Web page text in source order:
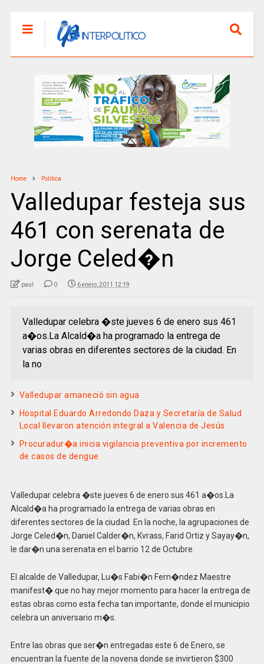
Home Politica
Valledupar festeja sus
461 con serenata de
Jorge Celed�n
paul 0 6 enero, 2011 12:19
Valledupar celebra �ste jueves 6 de enero sus 461
a�os.La Alcald�a ha programado la entrega de
varias obras en diferentes sectores de la ciudad. En
la no
Valledupar amaneció sin agua
Hospital Eduardo Arredondo Daza y Secretaría de Salud
Local llevaron atención integral a Valencia de Jesús
Procuradur�a inicia vigilancia preventiva por incremento
de casos de dengue
Valledupar celebra �ste jueves 6 de enero sus 461 a�os.La
Alcald�a ha programado la entrega de varias obras en
diferentes sectores de la ciudad. En la noche, la agrupaciones de
Jorge Celed�n, Daniel Calder�n, Kvrass, Farid Ortiz y Sayay�n,
le dar�n una serenata en el barrio 12 de Octubre.
El alcalde de Valledupar, Lu�s Fabi�n Fern�ndez Maestre
manifest� que no hay mejor momento para hacer la entrega de
estas obras como esta fecha tan importante, donde el municipio
celebra un aniversario m�s.
Entre las obras que ser�n entregadas este 6 de Enero, se
encuentran la fuente de la novena donde se invirtieron $300